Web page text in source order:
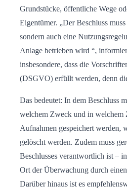
Grundstücke, öffentliche Wege
Eigentümer. „Der Beschluss
sondern auch eine
Anlage betrieben wird ­“,
insbesondere, dass die
(DSGVO) erfüllt werden, denn
Das bedeutet: In dem Beschluss
welchem Zweck und in
Aufnahmen gespeichert werden,
gelöscht werden. Zudem muss
Beschlusses verantwortlich ist –
Ort der Überwachung durch
Darüber hinaus ist es